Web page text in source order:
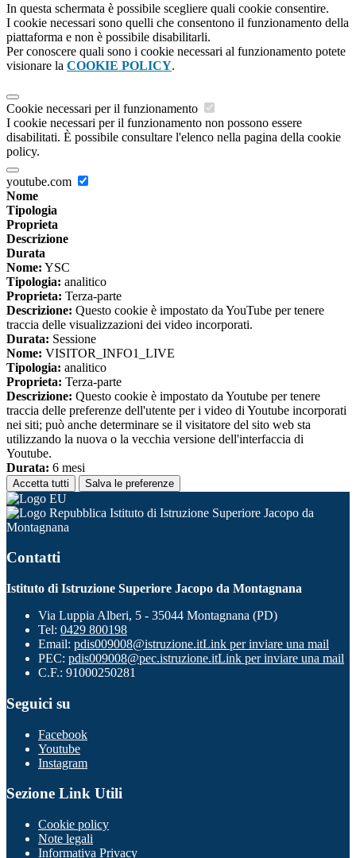
In questa schermata è possibile scegliere quali cookie consentire.
I cookie necessari sono quelli che consentono il funzionamento della
piattaforma e non è possibile disabilitarli.
Per conoscere quali sono i cookie necessari al funzionamento potete
visionare la COOKIE POLICY.
Cookie necessari per il funzionamento
I cookie necessari per il funzionamento non possono essere
disabilitati. È possibile consultare l'elenco nella pagina della cookie
policy.
youtube.com
Nome
Tipologia
Proprieta
Descrizione
Durata
Nome: YSC
Tipologia: analitico
Proprieta: Terza-parte
Descrizione: Questo cookie è impostato da YouTube per tenere
traccia delle visualizzazioni dei video incorporati.
Durata: Sessione
Nome: VISITOR_INFO1_LIVE
Tipologia: analitico
Proprieta: Terza-parte
Descrizione: Questo cookie è impostato da Youtube per tenere
traccia delle preferenze dell'utente per i video di Youtube incorporati
nei siti; può anche determinare se il visitatore del sito web sta
utilizzando la nuova o la vecchia versione dell'interfaccia di
Youtube.
Durata: 6 mesi
Accetta tutti Salva le preferenze
Istituto di Istruzione Superiore Jacopo da
Montagnana
Contatti
Istituto di Istruzione Superiore Jacopo da Montagnana
Via Luppia Alberi, 5 - 35044 Montagnana (PD)
Tel: 0429 800198
Email: pdis009008@istruzione.itLink per inviare una mail
PEC: pdis009008@pec.istruzione.itLink per inviare una mail
C.F.: 91000250281
Seguici su
Facebook
Youtube
Instagram
Sezione Link Utili
Cookie policy
Note legali
Informativa Privacy